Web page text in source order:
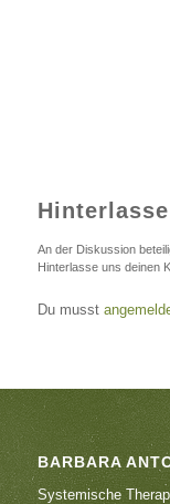
An der Diskussion
Hinterlasse uns deinen
Du musst
BARBARA
Systemische